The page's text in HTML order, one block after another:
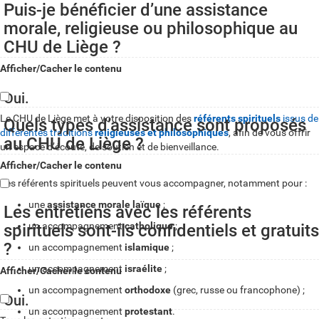
Puis-je bénéficier d’une assistance
morale, religieuse ou philosophique au
CHU de Liège ?
Afficher/Cacher le contenu
Oui.
Le CHU de Liège met à votre disposition desréférents spirituels issus de
différentes traditionsreligieuses et philosophiques, afin de vous offrir
un espace d’écoute, de soutien et de bienveillance.
Quels types d’assistance sont proposés
au CHU de Liège ?
Afficher/Cacher le contenu
Les référents spirituels peuvent vous accompagner, notamment pour :
uneassistance morale laïque;
un accompagnementcatholique;
un accompagnement islamique;
un accompagnement israélite;
un accompagnement orthodoxe (grec, russe ou francophone) ;
un accompagnement protestant.
Les entretiens avec les référents
spirituels sont-ils confidentiels et gratuits
?
Afficher/Cacher le contenu
Oui.